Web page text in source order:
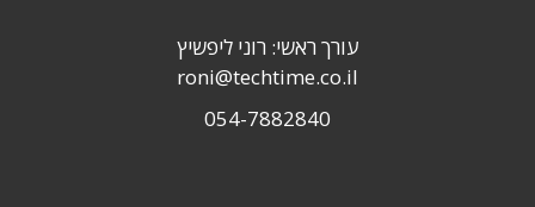
עורך ראשי: רוני ליפשיץ
roni@techtime.co.il
054-7882840